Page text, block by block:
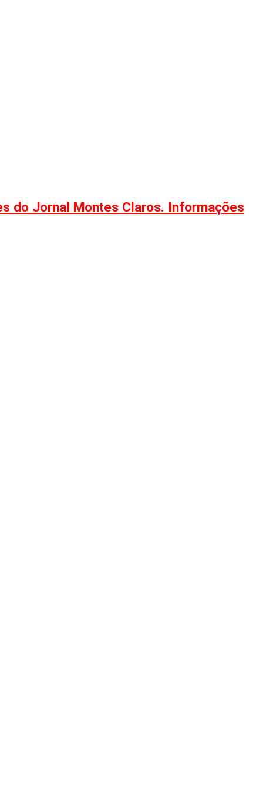
do Jornal Montes Claros. Informações